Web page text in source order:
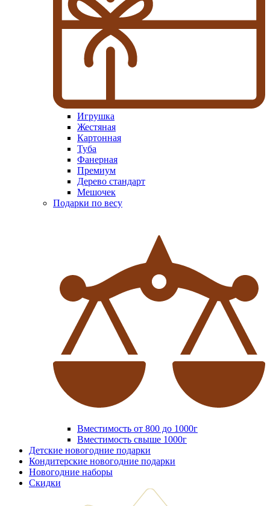
Игрушка
Жестяная
Картонная
Туба
Фанерная
Премиум
Дерево стандарт
Мешочек
Подарки по весу
Вместимость от 800 до 1000г
Вместимость свыше 1000г
Детские новогодние подарки
Кондитерские новогодние подарки
Новогодние наборы
Скидки